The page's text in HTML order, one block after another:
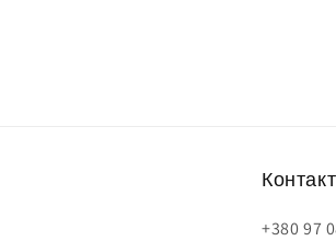
+380 97